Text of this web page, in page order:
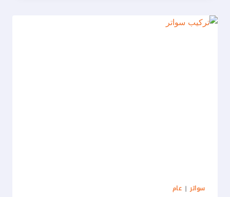
ت:
سواتر| عام